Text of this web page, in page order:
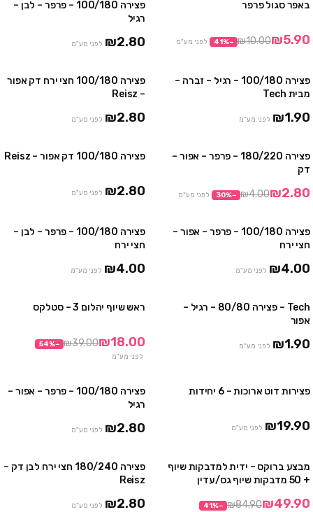
באפר סגול פרפר
₪5.90
₪10.00
−
41% לפני מע"מ
פצירה 100/180 – פרפר – לבן –
רגיל
₪2.80 לפני מע"מ
פצירה 100/180 – רגיל – זברה –
מבית Tech
₪1.90 לפני מע"מ
פצירה 100/180 חצי ירח דק אפור
– Reisz
₪2.80 לפני מע"מ
פצירה 180/220 – פרפר – אפור –
דק
₪2.80
₪4.00
−
30% לפני מע"מ
פצירה 100/180 דק אפור – Reisz
₪2.80 לפני מע"מ
פצירה 100/180 – פרפר – אפור –
חצי ירח
₪4.00 לפני מע"מ
פצירה 100/180 – פרפר – לבן –
חצי ירח
₪4.00 לפני מע"מ
Tech – פצירה 80/80 – רגיל –
אפור
₪1.90 לפני מע"מ
ראש שיוף יהלום 3 – סטלקס
₪18.00
₪39.00
−
54%
לפני מע"מ
פצירות דוט ארוכות – 6 יחידות
₪19.90 לפני מע"מ
פצירה 100/180 – פרפר – אפור –
רגיל
₪2.80 לפני מע"מ
מבצע
מבצע ברוקס – ידית למדבקות שיוף
+ 50 מדבקות שיוף גס/עדין
₪49.90
₪84.90
−
41%
פצירה 180/240 חצי ירח לבן דק –
Reisz
₪2.80 לפני מע"מ